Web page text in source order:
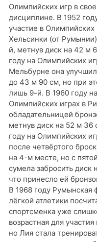
Олимпийских игр в
дисциплине. В 1952
участие в Олимпийских
Хельсинки (от
й, метнув диск на 42 м
году на Олимпийских
Мельбурне она
до 43 м 90 см, но при
лишь 9-й. В 1960 году на
Олимпийских играх в
обладательницей
метнув диск на 52 м 36
году на Олимпийских
после четвёртого
на 4-м месте, но с
сумела забросить диск
что принесло ей
В 1968 году Румынская
лёгкой атлетики
спортсменка уже
возрастная для
но Лия стала